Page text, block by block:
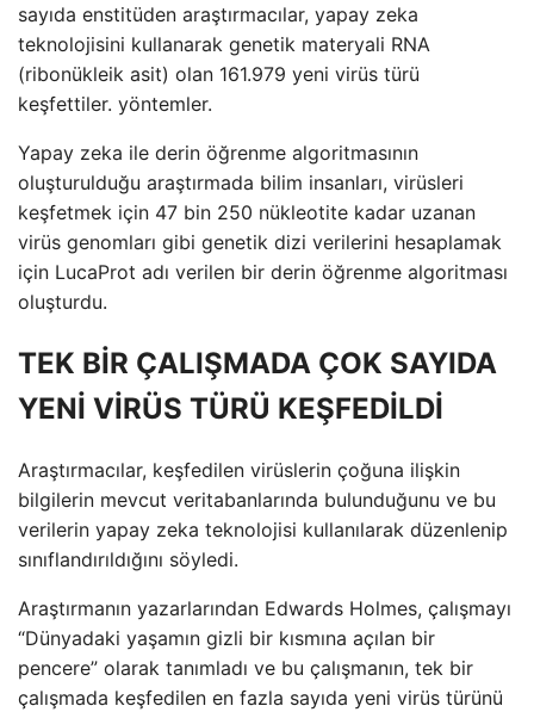
sayıda enstitüden araştırmacılar, yapay zeka
teknolojisini kullanarak genetik materyali RNA
(ribonükleik asit) olan 161.979 yeni virüs türü
keşfettiler. yöntemler.
Yapay zeka ile derin öğrenme algoritmasının
oluşturulduğu araştırmada bilim insanları, virüsleri
keşfetmek için 47 bin 250 nükleotite kadar uzanan
virüs genomları gibi genetik dizi verilerini hesaplamak
için LucaProt adı verilen bir derin öğrenme algoritması
oluşturdu.
TEK BİR ÇALIŞMADA ÇOK SAYIDA
YENİ VİRÜS TÜRÜ KEŞFEDİLDİ
Araştırmacılar, keşfedilen virüslerin çoğuna ilişkin
bilgilerin mevcut veritabanlarında bulunduğunu ve bu
verilerin yapay zeka teknolojisi kullanılarak düzenlenip
sınıflandırıldığını söyledi.
Araştırmanın yazarlarından Edwards Holmes, çalışmayı
“Dünyadaki yaşamın gizli bir kısmına açılan bir
pencere” olarak tanımladı ve bu çalışmanın, tek bir
çalışmada keşfedilen en fazla sayıda yeni virüs türünü